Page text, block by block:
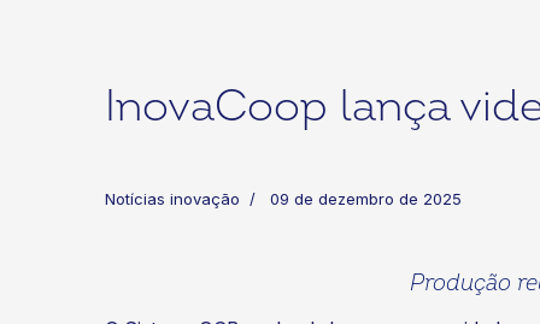
InovaCoop lança
Notícias inovação 09 de dezembro de 2025
Produção